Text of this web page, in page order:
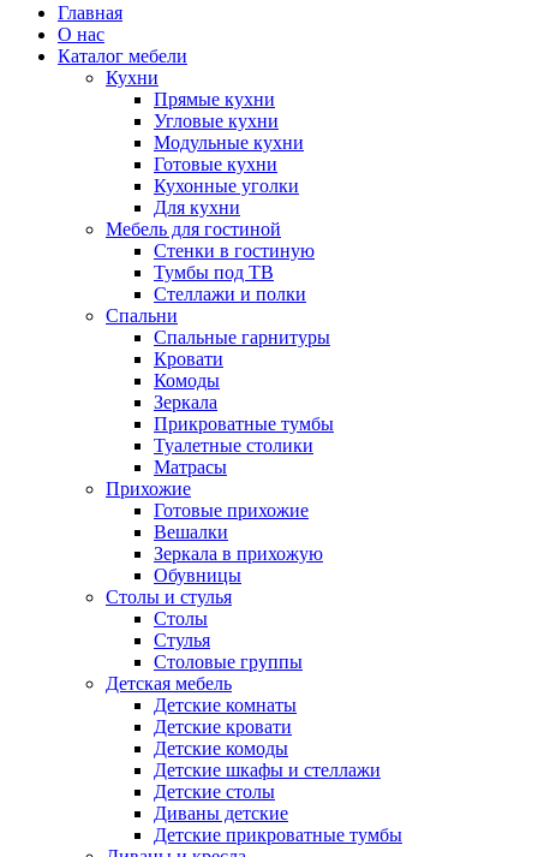
Главная
О нас
Каталог мебели
Кухни
Прямые кухни
Угловые кухни
Модульные кухни
Готовые кухни
Кухонные уголки
Для кухни
Мебель для гостиной
Стенки в гостиную
Тумбы под ТВ
Стеллажи и полки
Спальни
Спальные гарнитуры
Кровати
Комоды
Зеркала
Прикроватные тумбы
Туалетные столики
Матрасы
Прихожие
Готовые прихожие
Вешалки
Зеркала в прихожую
Обувницы
Столы и стулья
Столы
Стулья
Столовые группы
Детская мебель
Детские комнаты
Детские кровати
Детские комоды
Детские шкафы и стеллажи
Детские столы
Диваны детские
Детские прикроватные тумбы